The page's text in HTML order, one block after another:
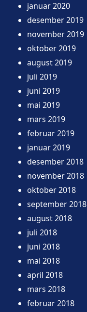
januar 2020
desember 2019
november 2019
oktober 2019
august 2019
juli 2019
juni 2019
mai 2019
mars 2019
februar 2019
januar 2019
desember 2018
november 2018
oktober 2018
september 2018
august 2018
juli 2018
juni 2018
mai 2018
april 2018
mars 2018
februar 2018